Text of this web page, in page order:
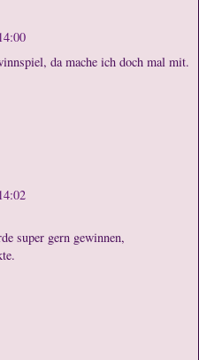
da mache ich doch mal mit.
super gern gewinnen,